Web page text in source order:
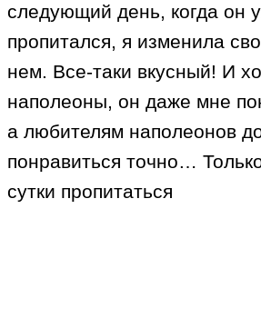
следующий день, когда он
пропитался, я изменила
нем. Все-таки вкусный! И
наполеоны, он даже мне
а любителям наполеонов
понравиться точно…
сутки пропитаться